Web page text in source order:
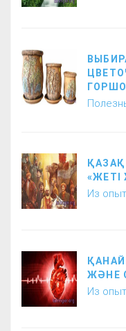
«ЖЕТІ
Из
ЖӘНЕ
Из